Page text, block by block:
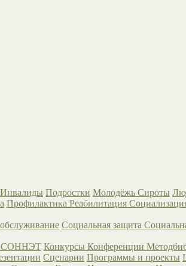
Инвалиды Подростки Молодёжь Сироты
Профилактика Реабилитация
Социальная защита
СОННЭТ Конкурсы Конференции
Сценарии Программы и проекты